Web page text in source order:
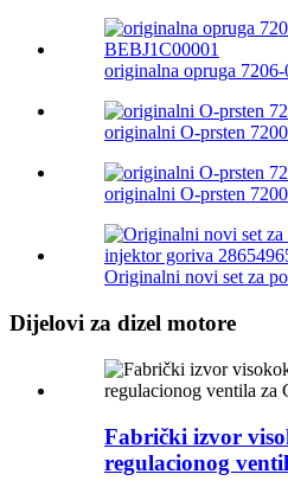
originalna opruga 7206-
originalni O-prsten
originalni O-prsten
Originalni novi set za
Dijelovi za dizel motore
Fabrički izvor
regulacionog